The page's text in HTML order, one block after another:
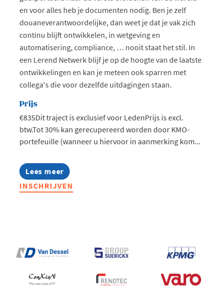
en voor alles heb je documenten nodig. Ben je zelf
douaneverantwoordelijke, dan weet je dat je vak zich
continu blijft ontwikkelen, in wetgeving en
automatisering, compliance, … nooit staat het stil. In
een Lerend Netwerk blijf je op de hoogte van de laatste
ontwikkelingen en kan je meteen ook sparren met
collega's die voor dezelfde uitdagingen staan.
Prijs
€835Dit traject is exclusief voor LedenPrijs is excl.
btw.Tot 30% kan gerecupereerd worden door KMO-
portefeuille (wanneer u hiervoor in aanmerking kom...
Lees meer
about
Lerend
Netwerk
INSCHRIJVEN